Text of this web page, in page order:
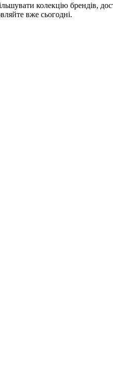
колекцію брендів,
вже сьогодні.